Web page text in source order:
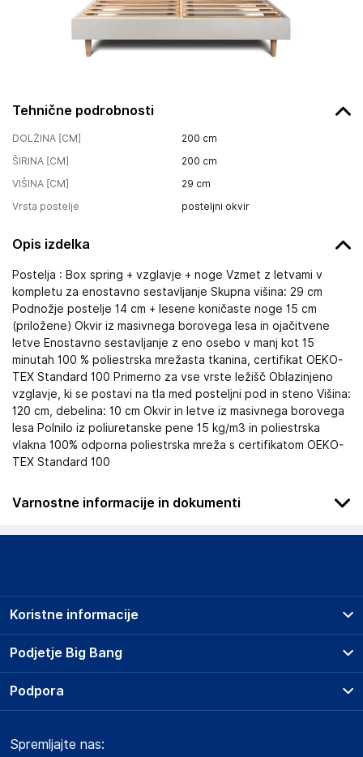
Tehnične podrobnosti
DOLŽINA [CM] 200 cm
ŠIRINA [CM]
200 cm
VIŠINA [CM]
29 cm
Vrsta postelje
posteljni okvir
Opis izdelka
Postelja : Box spring + vzglavje + noge Vzmet z letvami v
kompletu za enostavno sestavljanje Skupna višina: 29 cm
Podnožje postelje 14 cm + lesene koničaste noge 15 cm
(priložene) Okvir iz masivnega borovega lesa in ojačitvene
letve Enostavno sestavljanje z eno osebo v manj kot 15
minutah 100 % poliestrska mrežasta tkanina, certifikat OEKO-
TEX Standard 100 Primerno za vse vrste ležišč Oblazinjeno
vzglavje, ki se postavi na tla med posteljni pod in steno Višina:
120 cm, debelina: 10 cm Okvir in letve iz masivnega borovega
lesa Polnilo iz poliuretanske pene 15 kg/m3 in poliestrska
vlakna 100% odporna poliestrska mreža s certifikatom OEKO-
TEX Standard 100
Varnostne informacije in dokumenti
Podatki o proizvajalcu
Lovemynight
France
Gospodarski subjekt s sedežem v EU, ki zagotavlja skladnost
izdelka z zahtevanimi predpisi.
Podjetje Big Bang
O podjetju
Obvestila za javnost
Koristne informacije
Prodajna mesta
Storitve
Dostava, vnos in odvoz
Podpora
Marketplace
Spremljajte nas: